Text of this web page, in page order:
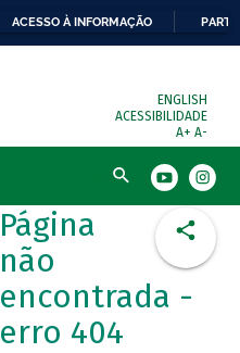
ACESSO À INFORMAÇÃO
ENGLISH
ACESSIBILIDADE
A+ A-
Busca
Página
não
encontrada -
erro 404